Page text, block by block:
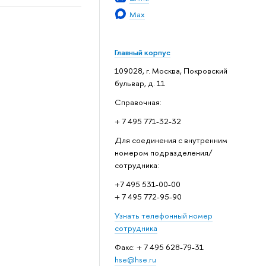
Max
Главный корпус
109028, г. Москва, Покровский
бульвар, д. 11
Справочная:
+ 7 495 771-32-32
Для соединения с внутренним
номером подразделения/
сотрудника:
+7 495 531-00-00
+ 7 495 772-95-90
Узнать телефонный номер
сотрудника
Факс: + 7 495 628-79-31
hse@hse.ru